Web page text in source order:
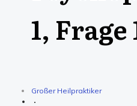
1, Frage
Großer Heilpraktiker